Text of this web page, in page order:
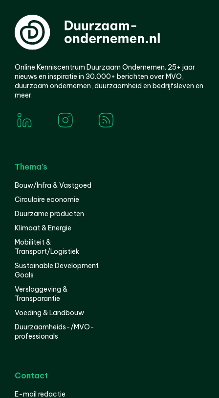
Online Kenniscentrum Duurzaam Ondernemen. 25+ jaar
nieuws en inspiratie in 30.000+ berichten over MVO,
duurzaam ondernemen, duurzaamheid en bedrijfsleven en
meer.
Thema’s
Bouw/Infra & Vastgoed
Circulaire economie
Duurzame producten
Klimaat & Energie
Mobiliteit &
Transport/Logistiek
Sustainable Development
Goals
Verslaggeving &
Transparantie
Voeding & Landbouw
Duurzaamheids-/MVO-
professionals
Contact
E-mail redactie